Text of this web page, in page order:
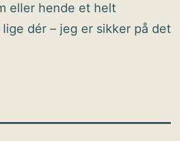
eller hende et helt
dér – jeg er sikker på det